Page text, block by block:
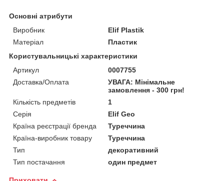
Основні атрибути
Виробник
Elif Plastik
Матеріал
Пластик
Користувальницькі характеристики
Артикул
0007755
Доставка/Оплата
УВАГА: Мінімальне
замовлення - 300 грн!
Кількість предметів
1
Серія
Elif Geo
Країна реєстрації бренда
Туреччина
Країна-виробник товару
Туреччина
Тип
декоративний
Тип постачання
один предмет